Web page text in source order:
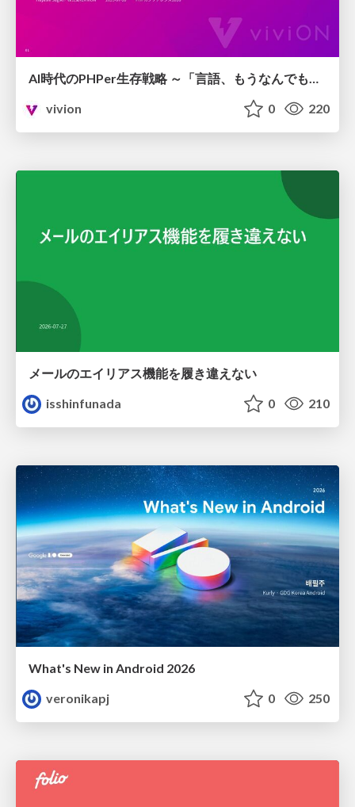
vivion
0 220
メールのエイリアス機能を履き違えない
isshinfunada
0 210
What's New in Android 2026
veronikapj
0 250